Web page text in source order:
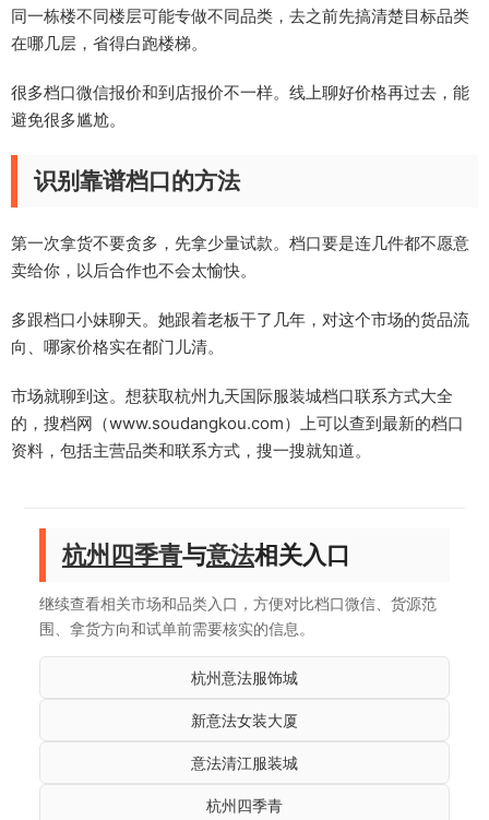
同一栋楼不同楼层可能专做不同品类，去之前先搞清楚目标品类
在哪几层，省得白跑楼梯。
很多档口微信报价和到店报价不一样。线上聊好价格再过去，能
避免很多尴尬。
识别靠谱档口的方法
第一次拿货不要贪多，先拿少量试款。档口要是连几件都不愿意
卖给你，以后合作也不会太愉快。
多跟档口小妹聊天。她跟着老板干了几年，对这个市场的货品流
向、哪家价格实在都门儿清。
市场就聊到这。想获取杭州九天国际服装城档口联系方式大全
的，搜档网（www.soudangkou.com）上可以查到最新的档口
资料，包括主营品类和联系方式，搜一搜就知道。
杭州四季青与意法相关入口
继续查看相关市场和品类入口，方便对比档口微信、货源范
围、拿货方向和试单前需要核实的信息。
杭州意法服饰城
新意法女装大厦
意法清江服装城
杭州四季青